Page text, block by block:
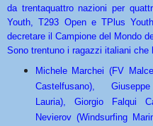
da trentaquattro nazioni per
Youth, T293 Open e TPlus
decretare il Campione del Mondo
Sono trentuno i ragazzi italiani
Michele Marchei (FV
Castelfusano),
Lauria), Giorgio Falqui
Nevierov (Windsurfing